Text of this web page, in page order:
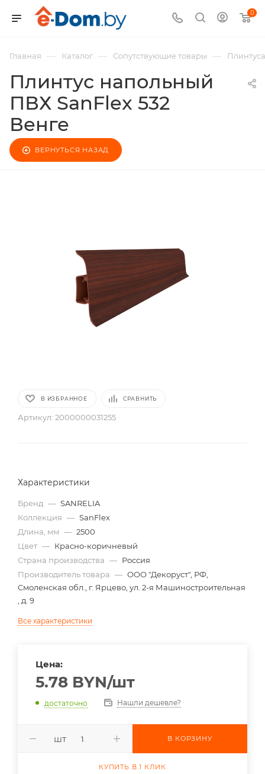
0
Главная — Каталог — Сопутствующие товары — Плинтуса
Плинтус напольный
ПВХ SanFlex 532
Венге
ВЕРНУТЬСЯ НАЗАД
В ИЗБРАННОЕ СРАВНИТЬ
Артикул: 2000000031255
Характеристики
Бренд — SANRELIA
Коллекция — SanFlex
Длина, мм — 2500
Цвет — Красно-коричневый
Страна производства — Россия
Производитель товара — ООО "Декоруст", РФ,
Смоленская обл., г. Ярцево, ул. 2-я Машиностроительная
, д. 9
Все характеристики
Цена:
5.78 BYN/шт
достаточно Нашли дешевле?
шт В КОРЗИНУ
КУПИТЬ В 1 КЛИК